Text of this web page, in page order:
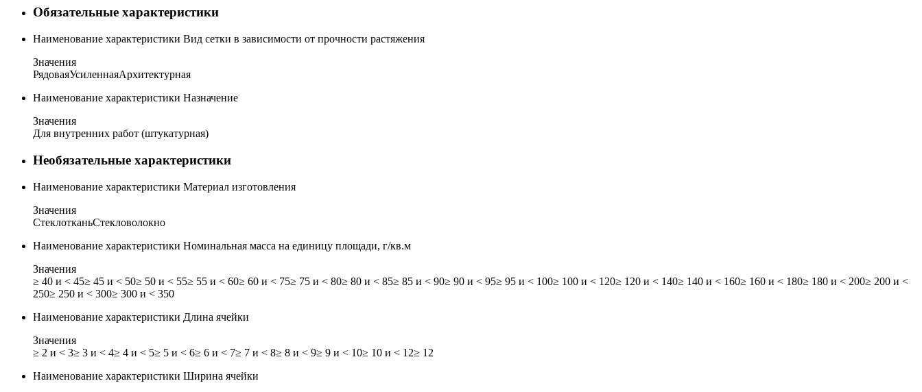
Обязательные характеристики
Наименование характеристики Вид сетки в зависимости от прочности растяжения
Значения
РядоваяУсиленнаяАрхитектурная
Наименование характеристики Назначение
Значения
Для внутренних работ (штукатурная)
Необязательные характеристики
Наименование характеристики Материал изготовления
Значения
СтеклотканьСтекловолокно
Наименование характеристики Номинальная масса на единицу площади, г/кв.м
Значения
≥ 40 и < 45≥ 45 и < 50≥ 50 и < 55≥ 55 и < 60≥ 60 и < 75≥ 75 и < 80≥ 80 и < 85≥ 85 и < 90≥ 90 и < 95≥ 95 и < 100≥ 100 и < 120≥ 120 и < 140≥ 140 и < 160≥ 160 и < 180≥ 180 и < 200≥ 200 и <
250≥ 250 и < 300≥ 300 и < 350
Наименование характеристики Длина ячейки
Значения
≥ 2 и < 3≥ 3 и < 4≥ 4 и < 5≥ 5 и < 6≥ 6 и < 7≥ 7 и < 8≥ 8 и < 9≥ 9 и < 10≥ 10 и < 12≥ 12
Наименование характеристики Ширина ячейки